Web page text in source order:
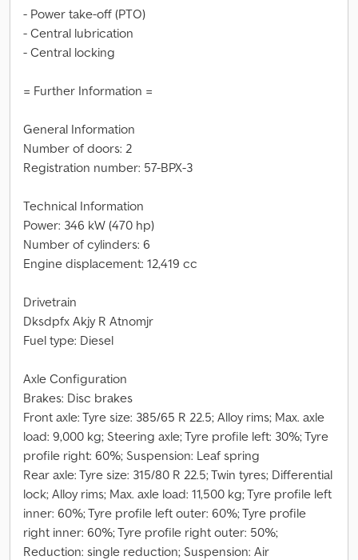
- Power take-off (PTO)
- Central lubrication
- Central locking
= Further Information =
General Information
Number of doors: 2
Registration number: 57-BPX-3
Technical Information
Power: 346 kW (470 hp)
Number of cylinders: 6
Engine displacement: 12,419 cc
Drivetrain
Dksdpfx Akjy R Atnomjr
Fuel type: Diesel
Axle Configuration
Brakes: Disc brakes
Front axle: Tyre size: 385/65 R 22.5; Alloy rims; Max. axle
load: 9,000 kg; Steering axle; Tyre profile left: 30%; Tyre
profile right: 60%; Suspension: Leaf spring
Rear axle: Tyre size: 315/80 R 22.5; Twin tyres; Differential
lock; Alloy rims; Max. axle load: 11,500 kg; Tyre profile left
inner: 60%; Tyre profile left outer: 60%; Tyre profile
right inner: 60%; Tyre profile right outer: 50%;
Reduction: single reduction; Suspension: Air